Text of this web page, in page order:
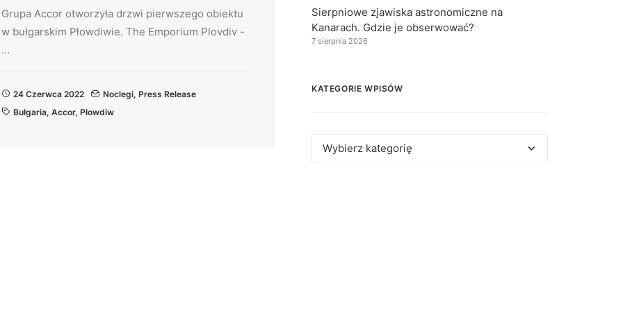
Grupa Accor otworzyła drzwi pierwszego obiektu
w bułgarskim Płowdiwie. The Emporium Plovdiv -
…
24 Czerwca 2022 Noclegi, Press Release
Bułgaria, Accor, Płowdiw
Sierpniowe zjawiska astronomiczne na
Kanarach. Gdzie je obserwować?
7 sierpnia 2026
KATEGORIE WPISÓW
Kategorie